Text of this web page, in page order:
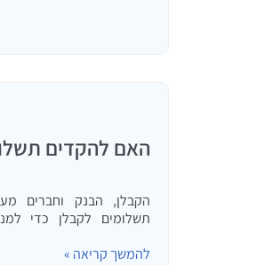
האם להקדים
הקבלן, הבנק וחברים
תשלומים לקבלן כדי
להקדים תשלומים
להמשך קריאה »